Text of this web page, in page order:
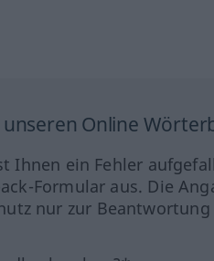
unseren Online
Ihnen ein Fehler
Formular aus. Die
nur zur